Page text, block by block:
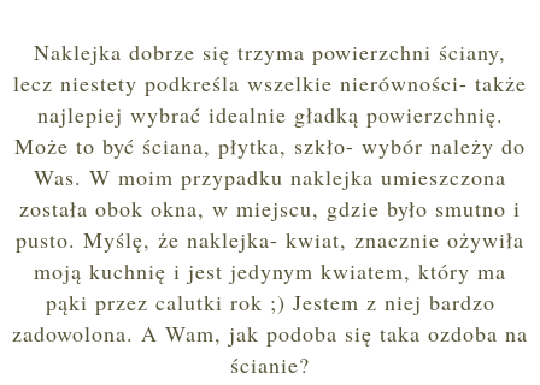
Naklejka dobrze się trzyma powierzchni ściany,
lecz niestety podkreśla wszelkie nierówności- także
najlepiej wybrać idealnie gładką powierzchnię.
Może to być ściana, płytka, szkło- wybór należy do
Was. W moim przypadku naklejka umieszczona
została obok okna, w miejscu, gdzie było smutno i
pusto. Myślę, że naklejka- kwiat, znacznie ożywiła
moją kuchnię i jest jedynym kwiatem, który ma
pąki przez calutki rok ;) Jestem z niej bardzo
zadowolona. A Wam, jak podoba się taka ozdoba na
ścianie?